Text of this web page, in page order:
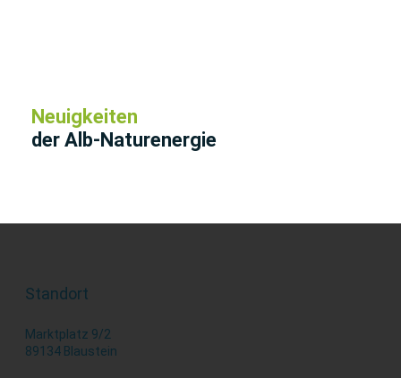
Neuigkeiten
der Alb-Naturenergie
Standort
Marktplatz 9/2
89134 Blaustein